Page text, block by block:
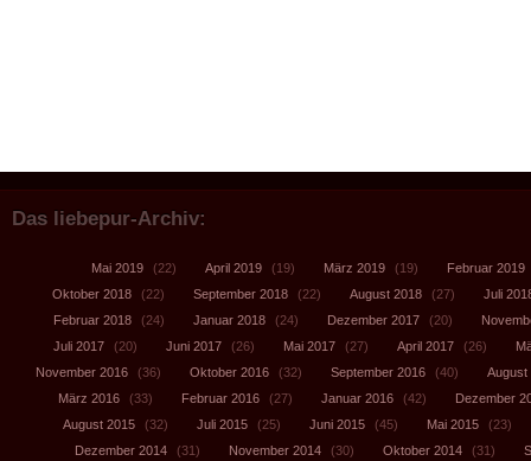
Das liebepur-Archiv:
Mai 2019 (22) April 2019 (19) März 2019 (19) Februar 2019
Oktober 2018
(22) September 2018 (22) August 2018 (27)
Juli
Februar 2018
(24) Januar 2018 (24) Dezember 2017 (20)
Juli 2017
(20) Juni 2017 (26) Mai 2017 (27) April 2017 (26)
November 2016
(36) Oktober 2016 (32) September 2016 (40)
August
März 2016
(33) Februar 2016 (27) Januar 2016 (42)
Dezember
August 2015
(32) Juli 2015 (25) Juni 2015 (45) Mai 2015
(23)
Dezember 2014
(31) November 2014 (30) Oktober 2014 (31)